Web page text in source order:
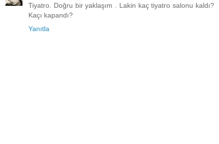
Tiyatro. Doğru bir yaklaşım . Lakin kaç tiyatro salonu kaldı?
Kaçı kapandı?
Yanıtla